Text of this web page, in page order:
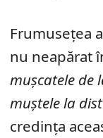
Frumusețea
nu neapărat
mușcatele de
muștele la
credința